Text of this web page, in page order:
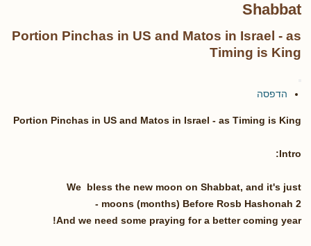
Shabbat
Portion Pinchas in US and Matos in Israel - as
Timing is King
הדפסה
Portion Pinchas in US and Matos in Israel - as Timing is King
Intro:
We bless the new moon on Shabbat, and it's just
2 moons (months) Before Rosb Hashonah -
And we need some praying for a better coming year!